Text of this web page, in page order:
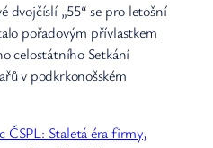
dvojčíslí „55“ se pro letošní
pořadovým přívlastkem
celostátního Setkání
v podkrkonošském
ČSPL: Staletá éra firmy,